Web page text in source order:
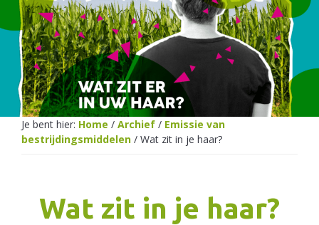
Network
Netherlands
Je bent hier: Home / Archief / Emissie van
bestrijdingsmiddelen / Wat zit in je haar?
Wat zit in je haar?